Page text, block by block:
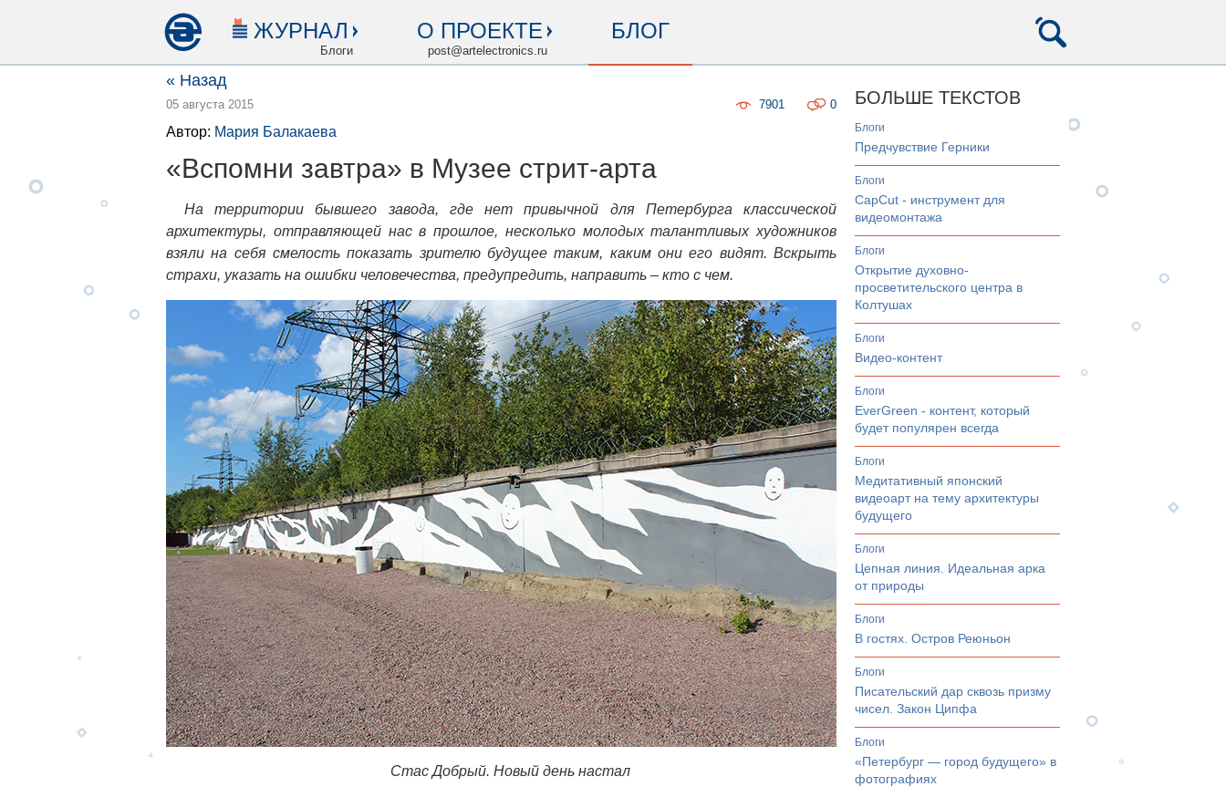
ЖУРНАЛ
Блоги
О ПРОЕКТЕ
post@artelectronics.ru
БЛОГ
« Назад
05 августа 2015 0
7901
Автор: Мария Балакаева
«Вспомни завтра» в Музее стрит-арта
На территории бывшего завода, где нет привычной для Петербурга классической
архитектуры, отправляющей нас в прошлое, несколько молодых талантливых художников
взяли на себя смелость показать зрителю будущее таким, каким они его видят. Вскрыть
страхи, указать на ошибки человечества, предупредить, направить – кто с чем.
Стас Добрый. Новый день настал
БОЛЬШЕ ТЕКСТОВ
Блоги
Предчувствие Герники
Блоги
CapCut - инструмент для
видеомонтажа
Блоги
Открытие духовно-
просветительского центра в
Колтушах
Блоги
Видео-контент
Блоги
EverGreen - контент, который
будет популярен всегда
Блоги
Медитативный японский
видеоарт на тему архитектуры
будущего
Блоги
Цепная линия. Идеальная арка
от природы
Блоги
В гостях. Остров Реюньон
Блоги
Писательский дар сквозь призму
чисел. Закон Ципфа
Блоги
«Петербург — город будущего» в
фотографиях